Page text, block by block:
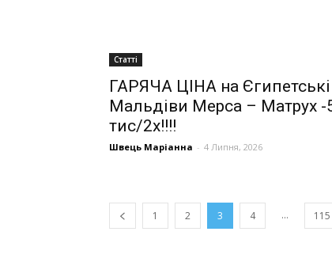
Статті
ГАРЯЧА ЦІНА на Єгипетські
Мальдіви Мерса – Матрух -
тис/2х!!!!
Швець Маріанна - 4 Липня, 2026
1 2 3 4 ... 115